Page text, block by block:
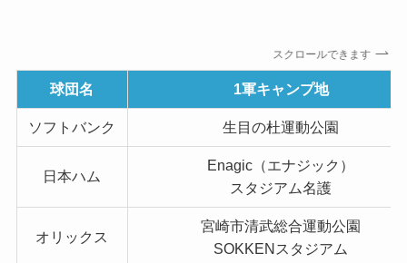
スクロールできます
球団名 1軍キャンプ地
ソフトバンク 生目の杜運動公園
日本ハム
Enagic（エナジック）
スタジアム名護
オリックス
宮崎市清武総合運動公園
SOKKENスタジアム